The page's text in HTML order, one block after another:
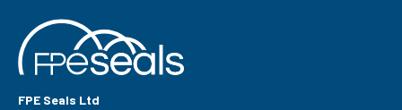
FPE Seals Ltd